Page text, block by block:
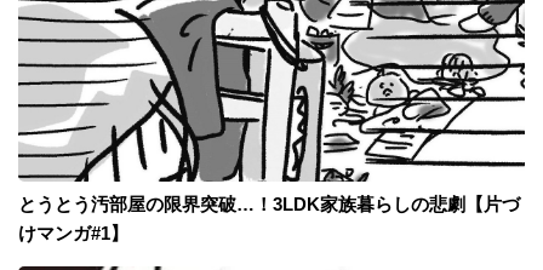
とうとう汚部屋の限界突破…！3LDK家族暮らしの悲劇【片づ
けマンガ#1】